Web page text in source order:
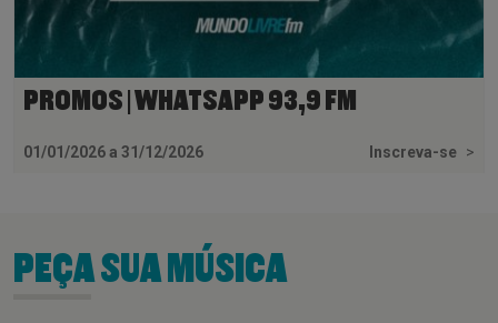
PROMOS | WHATSAPP 93,9 FM
01/01/2026 a 31/12/2026 Inscreva-se >
PEÇA SUA MÚSICA